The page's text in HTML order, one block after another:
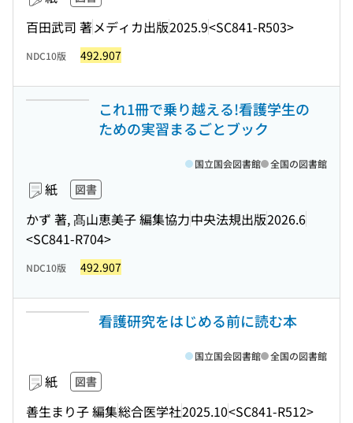
百田武司 著メディカ出版2025.9<SC841-R503>
NDC10版 492.907
これ1冊で乗り越える!看護学生の
ための実習まるごとブック
紙 図書
かず 著, 髙山恵美子 編集協力中央法規出版2026.6
<SC841-R704>
国立国会図書館 全国の図書館
NDC10版 492.907
看護研究をはじめる前に読む本
紙 図書
善生まり子 編集総合医学社2025.10<SC841-R512>
国立国会図書館 全国の図書館